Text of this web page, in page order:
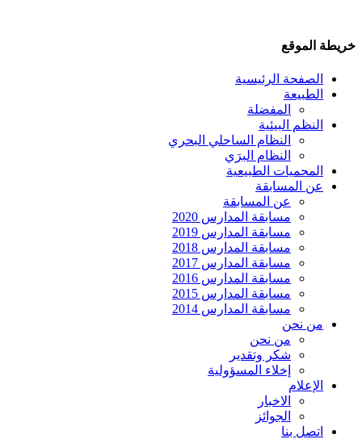
خريطة الموقع
الصفحة الرئيسية
الطبيعة
المفضلة
النظم البيئية
النظام الساحلي البحري
النظام البرَي
المحميات الطبيعية
عن المسابقة
عن المسابقة
مسابقة المدارس 2020
مسابقة المدارس 2019
مسابقة المدارس 2018
مسابقة المدارس 2017
مسابقة المدارس 2016
مسابقة المدارس 2015
مسابقة المدارس 2014
من نحن
من نحن
شكر وتقدير
إخلاء المسؤولية
الإعلام
الاخبار
الجوائز
اتصل بنا